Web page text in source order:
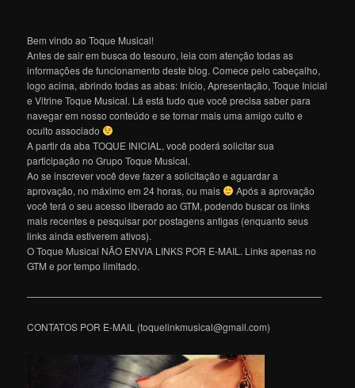
Bem vindo ao Toque Musical!
Antes de sair em busca do tesouro, leia com atenção todas as
informações de funcionamento deste blog. Comece pelo cabeçalho,
logo acima, abrindo todas as abas: Início, Apresentação, Toque Inicial
e Vitrine Toque Musical. Lá está tudo que você precisa saber para
navegar em nosso conteúdo e se tornar mais uma amigo culto e
oculto associado
A partir da aba TOQUE INICIAL, você poderá solicitar sua
participação no Grupo Toque Musical.
Ao se inscrever você deve fazer a solicitação e aguardar a
aprovação, no máximo em 24 horas, ou mais
Após a aprovação
você terá o seu acesso liberado ao GTM, podendo buscar os links
mais recentes e pesquisar por postagens antigas (enquanto seus
links ainda estiverem ativos).
O Toque Musical NÃO ENVIA LINKS POR E-MAIL. Links apenas no
GTM e por tempo limitado.
———————————————————————————————
CONTATOS POR E-MAIL (toquelinkmusical@gmail.com)